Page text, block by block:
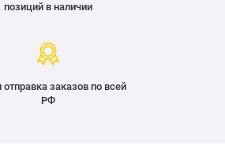
позиций в наличии
отправка заказов по всей
РФ